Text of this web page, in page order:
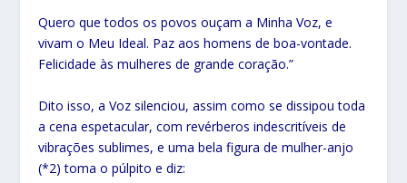
Quero que todos os povos ouçam a Minha Voz, e
vivam o Meu Ideal. Paz aos homens de boa-vontade.
Felicidade às mulheres de grande coração.”
Dito isso, a Voz silenciou, assim como se dissipou toda
a cena espetacular, com revérberos indescritíveis de
vibrações sublimes, e uma bela figura de mulher-anjo
(*2) toma o púlpito e diz: